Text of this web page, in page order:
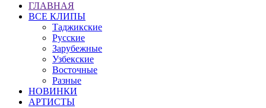
ГЛАВНАЯ
ВСЕ КЛИПЫ
Таджикские
Русские
Зарубежные
Узбекские
Восточные
Разные
НОВИНКИ
АРТИСТЫ